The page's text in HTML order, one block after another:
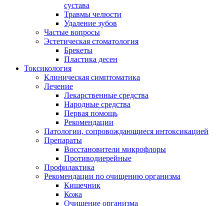
сустава
Травмы челюсти
Удаление зубов
Частые вопросы
Эстетическая стоматология
Брекеты
Пластика десен
Токсикология
Клиническая симптоматика
Лечение
Лекарственные средства
Народные средства
Первая помощь
Рекомендации
Патологии, сопровождающиеся интоксикацией
Препараты
Восстановители микрофлоры
Противодиерейные
Профилактика
Рекомендации по очищению организма
Кишечник
Кожа
Очищение организма